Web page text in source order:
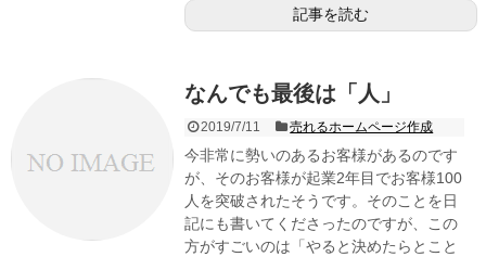
記事を読む
なんでも最後は「人」
2019/7/11 売れるホームページ作成
今非常に勢いのあるお客様があるのです
が、そのお客様が起業2年目でお客様100
人を突破されたそうです。そのことを日
記にも書いてくださったのですが、この
方がすごいのは「やると決めたらとこと